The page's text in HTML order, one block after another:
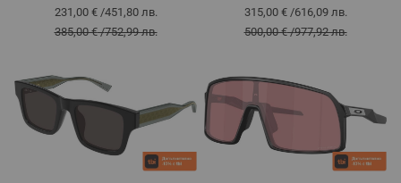
231,00 €/451,80 лв.
385,00 €/752,99 лв.
315,00 €/616,09 лв.
500,00 €/977,92 лв.